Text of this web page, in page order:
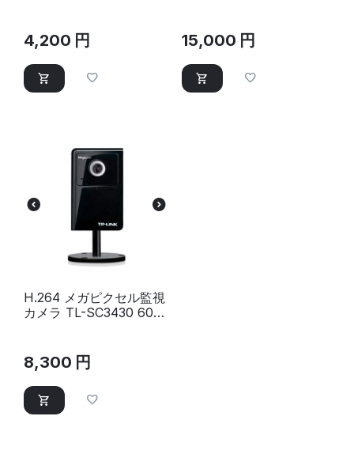
4,200 円 15,000 円
H.264 メガピクセル監視
カメラ TL-SC3430 60サ
8,300 円